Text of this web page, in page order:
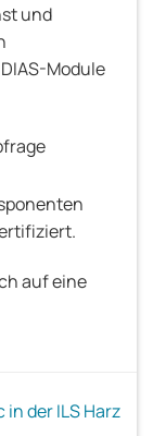
und
Module
auf eine
in der ILS Harz